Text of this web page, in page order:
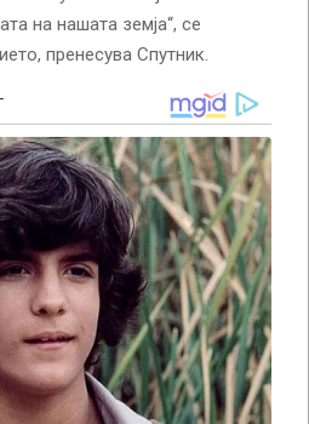
на нашата земја“, се
пренесува Спутник.